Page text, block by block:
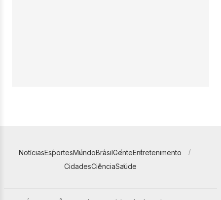
NotíciasEsportesMundoBrasilGenteEntretenimento
CidadesCiênciaSaúde